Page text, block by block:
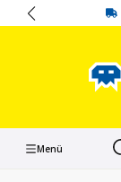
springen
Menü